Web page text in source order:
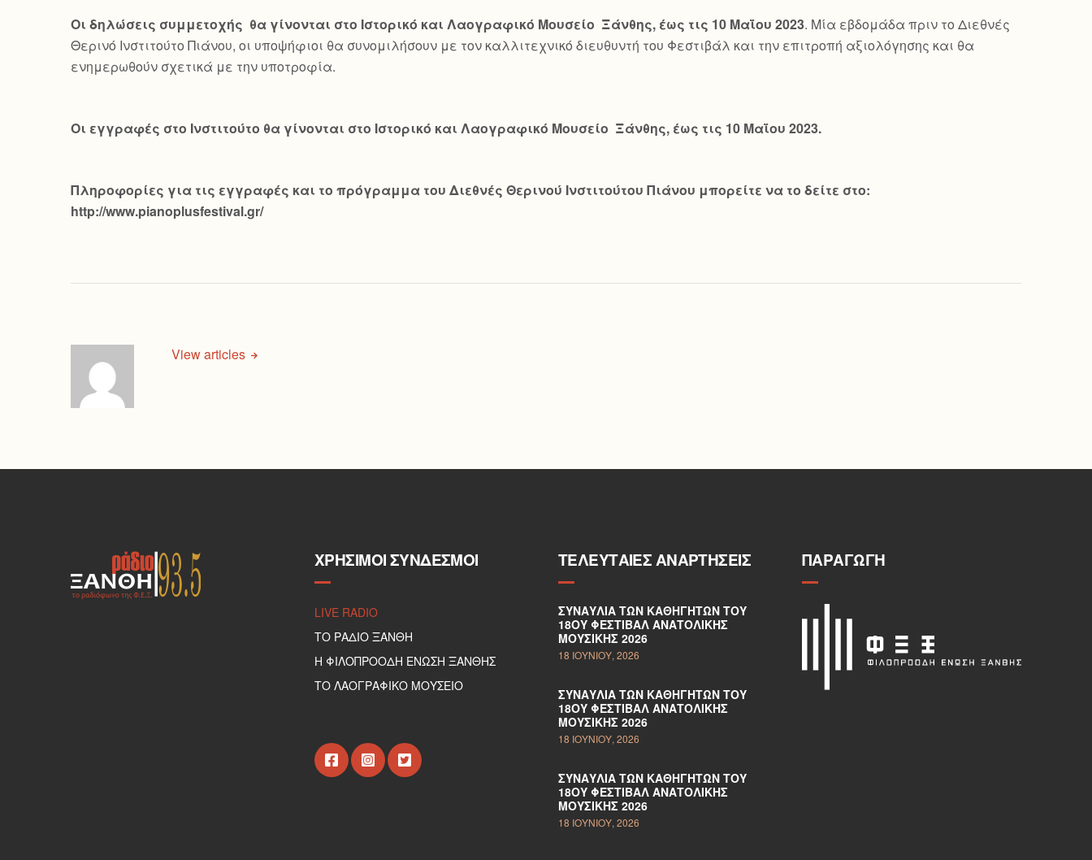
Οι δηλώσεις συμμετοχής θα γίνονται στο Ιστορικό και Λαογραφικό Μουσείο Ξάνθης, έως τις 10 Μαΐου 2023. Μία εβδομάδα πριν το Διεθνές
Θερινό Ινστιτούτο Πιάνου, οι υποψήφιοι θα συνομιλήσουν με τον καλλιτεχνικό διευθυντή του Φεστιβάλ και την επιτροπή αξιολόγησης και θα
ενημερωθούν σχετικά με την υποτροφία.
Οι εγγραφές στο Ινστιτούτο θα γίνονται στο Ιστορικό και Λαογραφικό Μουσείο Ξάνθης, έως τις 10 Μαΐου 2023.
Πληροφορίες για τις εγγραφές και το πρόγραμμα του Διεθνές Θερινού Ινστιτούτου Πιάνου μπορείτε να το δείτε στο:
http://www.pianoplusfestival.gr/
View articles
ΧΡΉΣΙΜΟΙ ΣΎΝΔΕΣΜΟΙ
LIVE RADIO
ΤΟ ΡΑΔΙΟ ΞΑΝΘΗ
Η ΦΙΛΟΠΡΟΟΔΗ ΕΝΩΣΗ ΞΑΝΘΗΣ
ΤΟ ΛΑΟΓΡΑΦΙΚΟ ΜΟΥΣΕΙΟ
ΤΕΛΕΥΤΑΊΕΣ ΑΝΑΡΤΉΣΕΙΣ
ΣΥΝΑΥΛΊΑ ΤΩΝ ΚΑΘΗΓΗΤΏΝ ΤΟΥ
18ΟΥ ΦΕΣΤΙΒΆΛ ΑΝΑΤΟΛΙΚΉΣ
ΜΟΥΣΙΚΉΣ 2026
18 ΙΟΥΝΊΟΥ, 2026
ΣΥΝΑΥΛΊΑ ΤΩΝ ΚΑΘΗΓΗΤΏΝ ΤΟΥ
18ΟΥ ΦΕΣΤΙΒΆΛ ΑΝΑΤΟΛΙΚΉΣ
ΜΟΥΣΙΚΉΣ 2026
18 ΙΟΥΝΊΟΥ, 2026
ΣΥΝΑΥΛΊΑ ΤΩΝ ΚΑΘΗΓΗΤΏΝ ΤΟΥ
18ΟΥ ΦΕΣΤΙΒΆΛ ΑΝΑΤΟΛΙΚΉΣ
ΜΟΥΣΙΚΉΣ 2026
18 ΙΟΥΝΊΟΥ, 2026
ΠΑΡΑΓΩΓΉ